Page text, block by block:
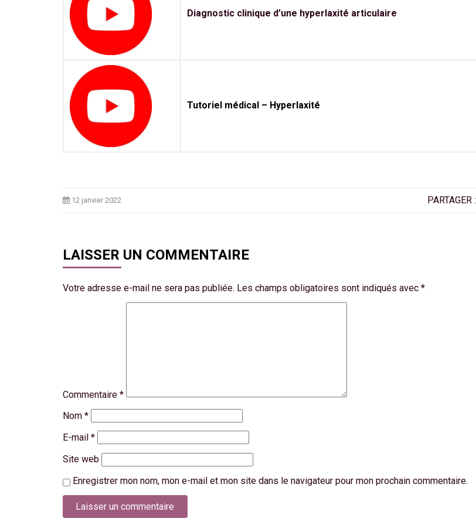
Diagnostic clinique d’une hyperlaxité articulaire
Tutoriel médical – Hyperlaxité
12 janvier 2022 PARTAGER :
LAISSER UN COMMENTAIRE
Votre adresse e-mail ne sera pas publiée. Les champs obligatoires sont indiqués avec *
Commentaire *
Nom *
E-mail *
Site web
Enregistrer mon nom, mon e-mail et mon site dans le navigateur pour mon prochain commentaire.